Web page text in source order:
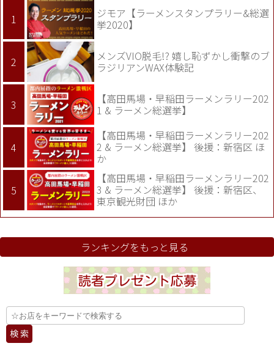
ジモア【ラーメンスタンプラリー&総選
挙2020】
メンズVIO脱毛!? 嬉し恥ずかし衝撃のブ
ラジリアンWAX体験記
【高田馬場・早稲田ラーメンラリー202
1 & ラーメン総選挙】
【高田馬場・早稲田ラーメンラリー202
2 & ラーメン総選挙】 後援：新宿区 ほ
か
【高田馬場・早稲田ラーメンラリー202
3 & ラーメン総選挙】 後援：新宿区、
東京観光財団 ほか
ランキングをもっと見る